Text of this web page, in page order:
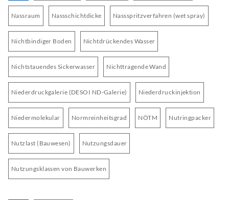
Nassraum Nassschichtdicke Nassspritzverfahren (wet spray)
Nichtbindiger Boden Nichtdrückendes Wasser
Nichtstauendes Sickerwasser Nichttragende Wand
Niederdruckgalerie (DESOI ND-Galerie) Niederdruckinjektion
Niedermolekular Normreinheitsgrad NÖTM Nutringpacker
Nutzlast (Bauwesen) Nutzungsdauer
Nutzungsklassen von Bauwerken